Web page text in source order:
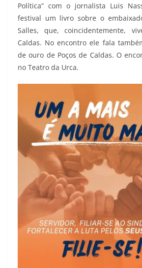
Política” com o jornalista Luis
festival um livro sobre o
Salles, que, coincidentemente,
Caldas. No encontro ele fala
de ouro de Poços de Caldas. O
no Teatro da Urca.